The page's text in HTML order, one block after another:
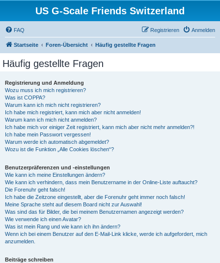
US G-Scale Friends Switzerland
FAQ Anmelden
Registrieren
Startseite Foren-Übersicht Häufig gestellte Fragen
Häufig gestellte Fragen
Registrierung und Anmeldung
Wozu muss ich mich registrieren?
Was ist COPPA?
Warum kann ich mich nicht registrieren?
Ich habe mich registriert, kann mich aber nicht anmelden!
Warum kann ich mich nicht anmelden?
Ich habe mich vor einiger Zeit registriert, kann mich aber nicht mehr anmelden?!
Ich habe mein Passwort vergessen!
Warum werde ich automatisch abgemeldet?
Wozu ist die Funktion „Alle Cookies löschen“?
Benutzerpräferenzen und -einstellungen
Wie kann ich meine Einstellungen ändern?
Wie kann ich verhindern, dass mein Benutzername in der Online-Liste auftaucht?
Die Forenuhr geht falsch!
Ich habe die Zeitzone eingestellt, aber die Forenuhr geht immer noch falsch!
Meine Sprache steht auf diesem Board nicht zur Auswahl!
Was sind das für Bilder, die bei meinem Benutzernamen angezeigt werden?
Wie verwende ich einen Avatar?
Was ist mein Rang und wie kann ich ihn ändern?
Wenn ich bei einem Benutzer auf den E-Mail-Link klicke, werde ich aufgefordert, mich
anzumelden.
Beiträge schreiben